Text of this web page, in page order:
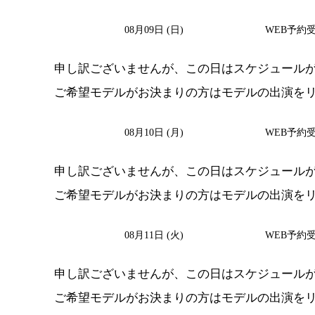
08月09日 (日) WEB予約
申し訳ございませんが、この日はスケジュール
ご希望モデルがお決まりの方はモデルの出演を
08月10日 (月) WEB予約
申し訳ございませんが、この日はスケジュール
ご希望モデルがお決まりの方はモデルの出演を
08月11日 (火) WEB予約
申し訳ございませんが、この日はスケジュール
ご希望モデルがお決まりの方はモデルの出演を